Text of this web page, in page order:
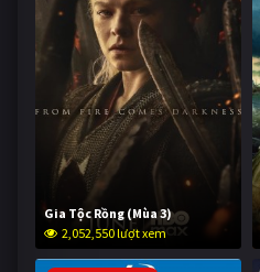
Gia Tộc Rồng (Mùa 3)
2,052,550 lượt xem